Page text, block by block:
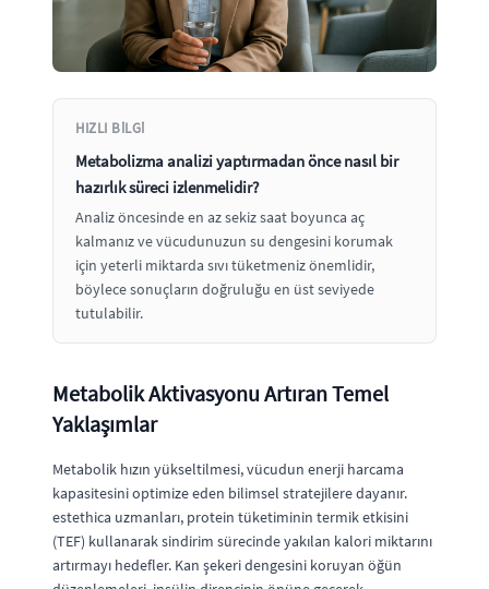
HIZLI BILGI
Metabolizma analizi yaptırmadan önce nasıl bir
hazırlık süreci izlenmelidir?
Analiz öncesinde en az sekiz saat boyunca aç
kalmanız ve vücudunuzun su dengesini korumak
için yeterli miktarda sıvı tüketmeniz önemlidir,
böylece sonuçların doğruluğu en üst seviyede
tutulabilir.
Metabolik Aktivasyonu Artıran Temel
Yaklaşımlar
Metabolik hızın yükseltilmesi, vücudun enerji harcama
kapasitesini optimize eden bilimsel stratejilere dayanır.
estethica uzmanları, protein tüketiminin termik etkisini
(TEF) kullanarak sindirim sürecinde yakılan kalori miktarını
artırmayı hedefler. Kan şekeri dengesini koruyan öğün